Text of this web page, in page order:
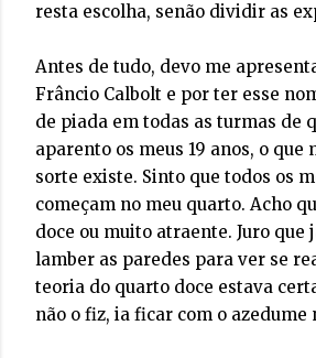
resta escolha, senão dividir as
Antes de tudo, devo me
Frâncio Calbolt e por ter esse
de piada em todas as turmas de
aparento os meus 19 anos, o que
sorte existe. Sinto que todos os
começam no meu quarto. Acho
doce ou muito atraente. Juro que
lamber as paredes para ver se
teoria do quarto doce estava
não o fiz, ia ficar com o azedume